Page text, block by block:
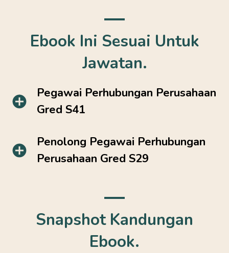
Ebook Ini Sesuai Untuk
Jawatan.
Pegawai Perhubungan Perusahaan
Gred S41
Penolong Pegawai Perhubungan
Perusahaan Gred S29
Snapshot Kandungan
Ebook.